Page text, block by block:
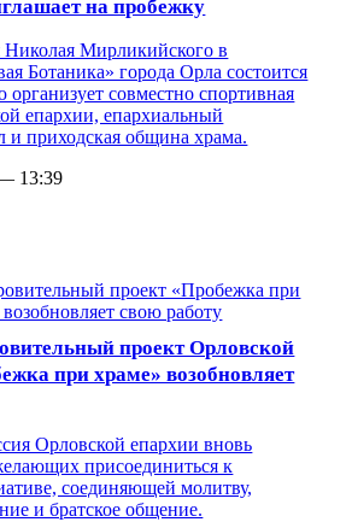
на пробежку
Николая Мирликийского в
Ботаника» города Орла состоится
совместно спортивная
епархии, епархиальный
и приходская община храма.
13:39
проект Орловской
при храме» возобновляет
Орловской епархии вновь
присоединиться к
соединяющей молитву,
и братское общение.